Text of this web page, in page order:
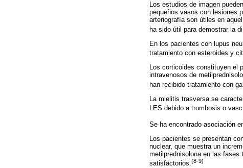
Los estudios de imagen
pequeños vasos con lesiones
arteriografía son útiles en
ha sido útil para demostrar la
En los pacientes con lupus
tratamiento con esteroides y
Los corticoides constituyen el
intravenosos de
han recibido tratamiento con
La mielitis trasversa se
LES debido a trombosis o
Se ha encontrado asociación
Los pacientes se presentan
nuclear, que muestra un
metilprednisolona en las
satisfactorios.(8-9)